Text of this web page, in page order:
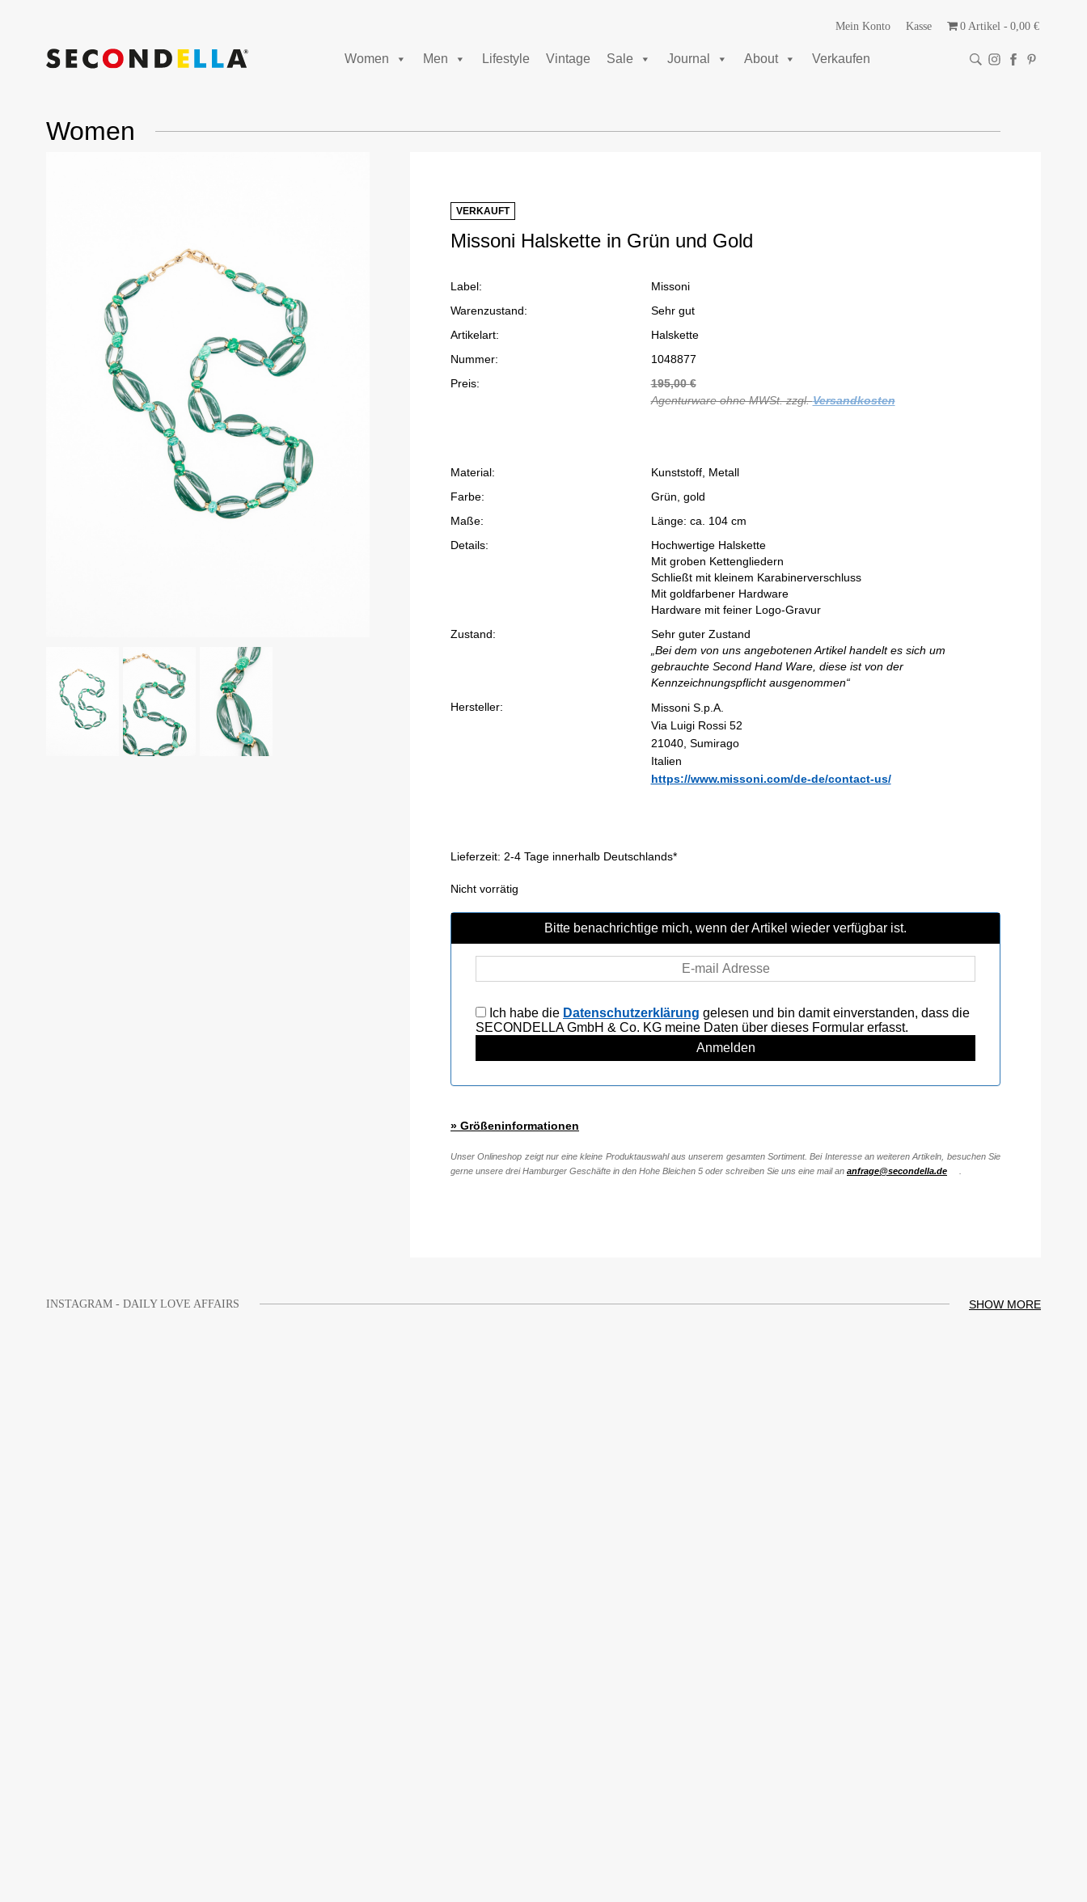
Mein Konto Kasse 0 Artikel 0,00 €
Women Men Lifestyle Vintage Sale Journal About Verkaufen
Women
VERKAUFT
Missoni Halskette in Grün und Gold
Label:
Missoni
Warenzustand:
Sehr gut
Artikelart:
Halskette
Nummer:
1048877
Preis:
195,00€
Agenturware ohne MWSt. zzgl.Versandkosten
Material:
Kunststoff, Metall
Farbe:
Grün, gold
Maße:
Länge: ca. 104 cm
Details:
Hochwertige Halskette
Mit groben Kettengliedern
Schließt mit kleinem Karabinerverschluss
Mit goldfarbener Hardware
Hardware mit feiner Logo-Gravur
Zustand:
Sehr guter Zustand
„Bei dem von uns angebotenen Artikel handelt es sich um
gebrauchte Second Hand Ware, diese ist von der
Kennzeichnungspflicht ausgenommen“
Hersteller:
Missoni S.p.A.
Via Luigi Rossi 52
21040, Sumirago
Italien
https://www.missoni.com/de-de/contact-us/
Lieferzeit: 2-4 Tage innerhalb Deutschlands*
Nicht vorrätig
Bitte benachrichtige mich, wenn der Artikel wieder verfügbar ist.
Ich habe die Datenschutzerklärung gelesen und bin damit einverstanden, dass die
SECONDELLA GmbH & Co. KG meine Daten über dieses Formular erfasst.
» Größeninformationen
Unser Onlineshop zeigt nur eine kleine Produktauswahl aus unserem gesamten Sortiment. Bei Interesse an weiteren Artikeln, besuchen Sie
gerne unsere drei Hamburger Geschäfte in den Hohe Bleichen 5 oder schreiben Sie uns eine mail an anfrage@secondella.de
INSTAGRAM - DAILY LOVE AFFAIRS SHOW MORE